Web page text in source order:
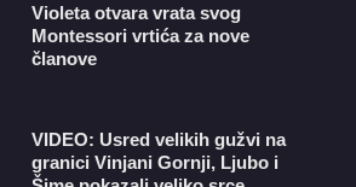
Violeta otvara vrata svog
Montessori vrtića za nove
članove
VIDEO: Usred velikih gužvi na
granici Vinjani Gornji, Ljubo i